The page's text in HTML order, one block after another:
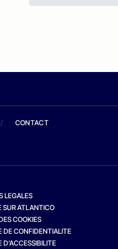
/ CONTACT
LEGALES
SUR ATLANTICO
COOKIES
DE CONFIDENTIALITE
D’ACCESSIBILITE